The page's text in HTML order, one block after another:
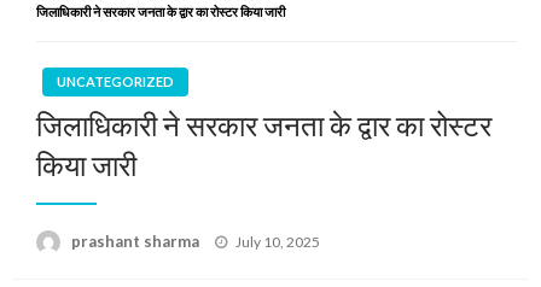
जिलाधिकारी ने सरकार जनता के द्वार का रोस्टर किया जारी
UNCATEGORIZED
जिलाधिकारी ने सरकार जनता के द्वार का रोस्टर
किया जारी
prashant sharma
Posted
July 10, 2025